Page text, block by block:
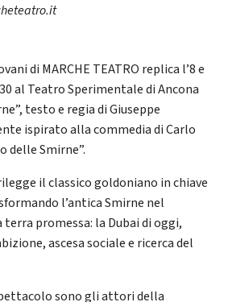
di MARCHE TEATRO replica l’8 e
al Teatro Sperimentale di Ancona
testo e regia di Giuseppe
ispirato alla commedia di Carlo
delle Smirne”.
il classico goldoniano in chiave
l’antica Smirne nel
promessa: la Dubai di oggi,
ascesa sociale e ricerca del
sono gli attori della